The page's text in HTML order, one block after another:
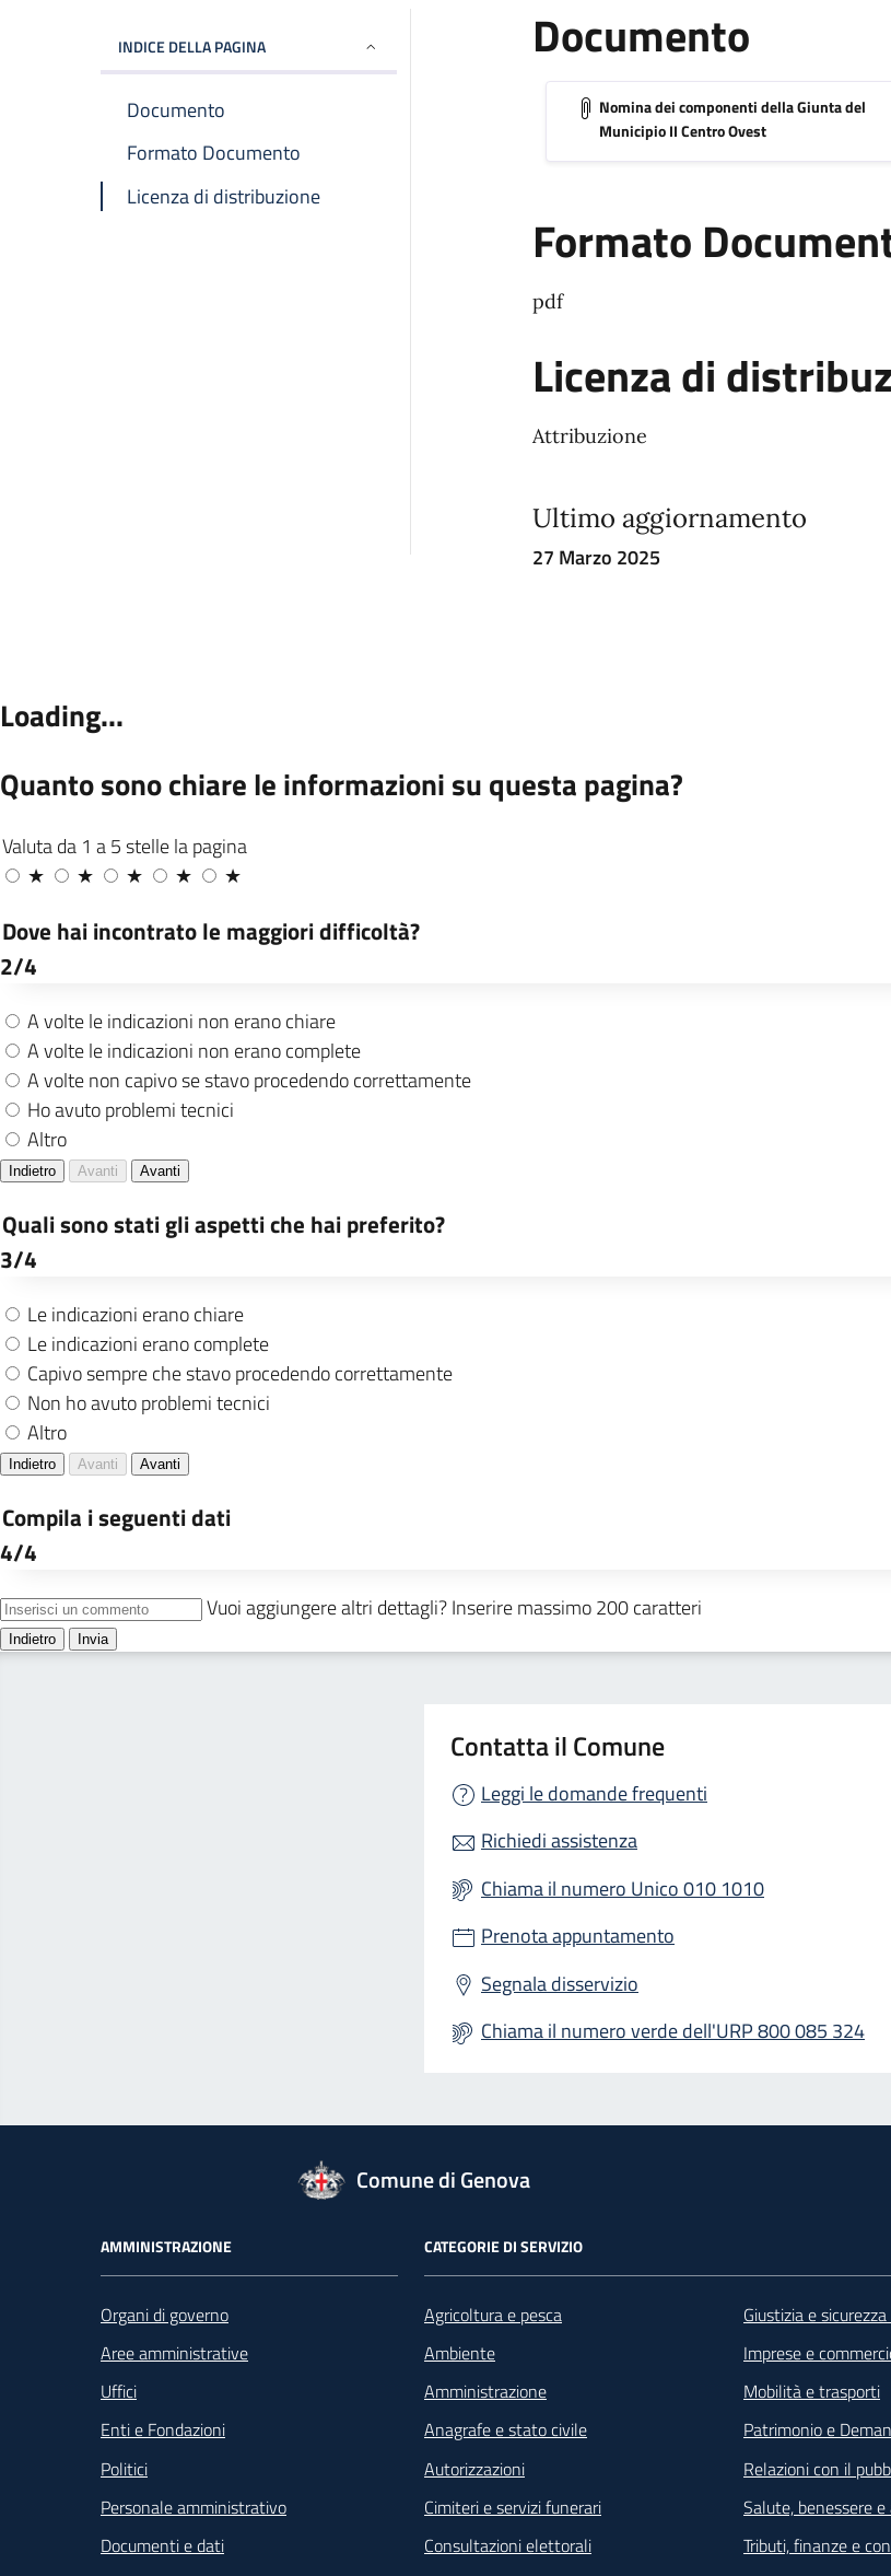
INDICE DELLA PAGINA
Documento
Formato Documento
Licenza di distribuzione
Documento
Nomina dei componenti della Giunta del
Municipio II Centro Ovest
Formato
pdf
Licenza di
Attribuzione
Ultimo aggiornamento
27 Marzo 2025
Contatta il Comune
Leggi le domande frequenti
Richiedi assistenza
Chiama il numero Unico 010 1010
Prenota appuntamento
Segnala disservizio
Chiama il numero verde dell'URP 800 085 324
Comune di Genova
Footer - Navigazione
AMMINISTRAZIONE
Organi di governo
Aree amministrative
Uffici
Enti e Fondazioni
Politici
Personale amministrativo
Documenti e dati
CATEGORIE DI SERVIZIO
Agricoltura e pesca
Ambiente
Amministrazione
Anagrafe e stato civile
Autorizzazioni
Cimiteri e servizi funerari
Consultazioni elettorali
Giustizia e
Imprese e
Mobilità e trasporti
Patrimonio e
Relazioni con il
Salute, benessere
Tributi, finanze e